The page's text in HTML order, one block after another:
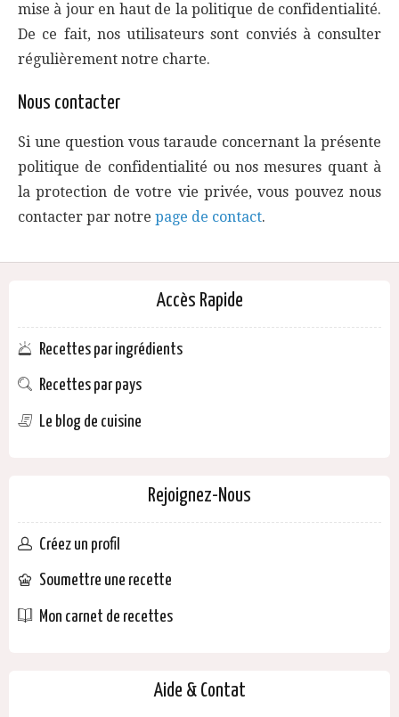
mise à jour en haut de la politique de confidentialité.
De ce fait, nos utilisateurs sont conviés à consulter
régulièrement notre charte.
Nous contacter
Si une question vous taraude concernant la présente
politique de confidentialité ou nos mesures quant à
la protection de votre vie privée, vous pouvez nous
contacter par notre page de contact.
Accès Rapide
Recettes par ingrédients
Recettes par pays
Le blog de cuisine
Rejoignez-Nous
Créez un profil
Soumettre une recette
Mon carnet de recettes
Aide & Contat